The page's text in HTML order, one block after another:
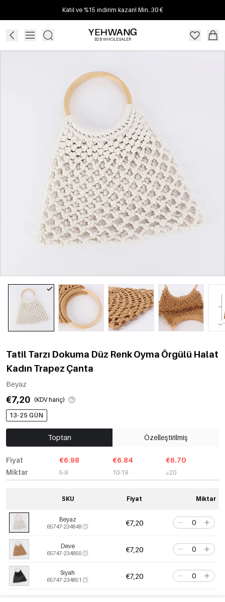
Katıl ve %15 indirim kazan! Min. 30 €
B2B WHOLESALER
Tatil Tarzı Dokuma Düz Renk Oyma Örgülü Halat
Kadın Trapez Çanta
Beyaz
€7,20 (KDV hariç)
13-25 GÜN
Toptan Özelleştirilmiş
Fiyat
Miktar
€6.98
5-9
€6.84
10-19
€6.70
≥20
SKU Fiyat Miktar
Beyaz
65747-234849 €7,20
Deve
65747-234850 €7,20
Siyah
65747-234851 €7,20